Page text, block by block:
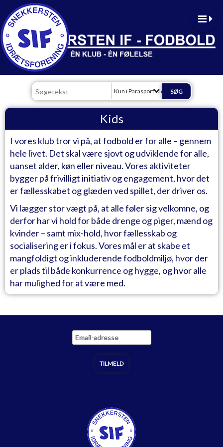
Kun i Parasport Kids, Teens & Voksne
Kids
I vores klub tror vi på, at fodbold er for alle – gennem
hele livet. Det skal være sjovt og udviklende for alle,
uanset alder, køn eller niveau. Vores aktiviteter
bygger på frivilligt initiativ og engagement, hvor det
er fællesskabet og glæden ved spillet, der driver os.
Vi lægger stor vægt på, at alle føler sig velkomne, og
derfor har vi hold for både drenge og piger, mænd og
kvinder – samt mix-hold, hvor fællesskab og
socialisering er i fokus. Vores mål er at skabe et
mangfoldigt og inkluderende fodboldmiljø, hvor der
er plads til både konkurrence og hygge, og hvor alle
har mulighed for at være med.